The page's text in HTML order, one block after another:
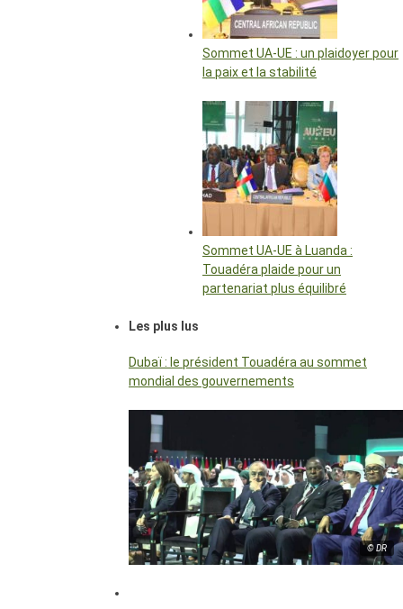
Sommet UA-UE : un plaidoyer pour
la paix et la stabilité
Sommet UA-UE à Luanda :
Touadéra plaide pour un
partenariat plus équilibré
Les plus lus
Dubaï : le président Touadéra au sommet
mondial des gouvernements
© DR